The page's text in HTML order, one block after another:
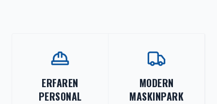
ERFAREN
PERSONAL
MODERN
MASKINPARK